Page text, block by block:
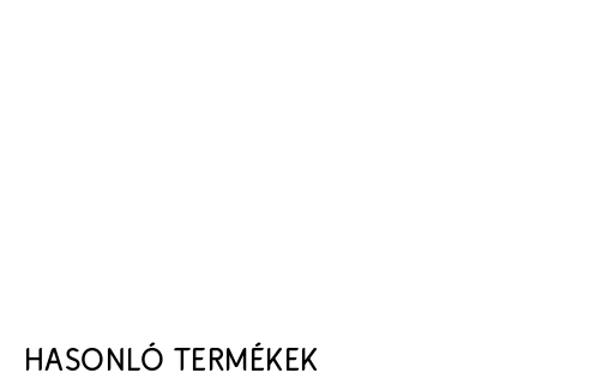
HASONLÓ TERMÉKEK